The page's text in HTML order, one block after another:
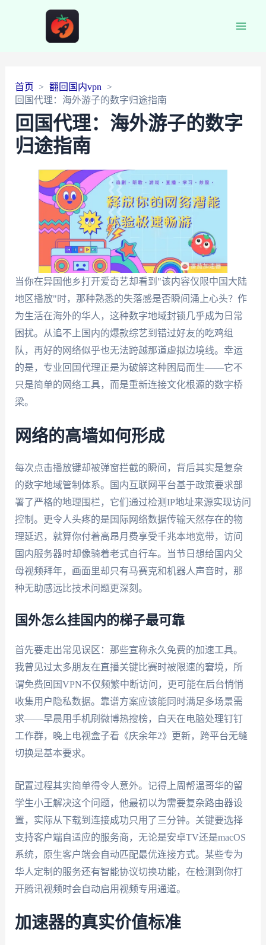
首页
翻回国内vpn
回国代理：海外游子的数字归途指南
回国代理：海外游子的数字
归途指南
当你在异国他乡打开爱奇艺却看到"该内容仅限中国大陆
地区播放"时，那种熟悉的失落感是否瞬间涌上心头？作
为生活在海外的华人，这种数字地域封锁几乎成为日常
困扰。从追不上国内的爆款综艺到错过好友的吃鸡组
队，再好的网络似乎也无法跨越那道虚拟边境线。幸运
的是，专业回国代理正是为破解这种困局而生——它不
只是简单的网络工具，而是重新连接文化根源的数字桥
梁。
网络的高墙如何形成
每次点击播放键却被弹窗拦截的瞬间，背后其实是复杂
的数字地域管制体系。国内互联网平台基于政策要求部
署了严格的地理围栏，它们通过检测IP地址来源实现访问
控制。更令人头疼的是国际网络数据传输天然存在的物
理延迟，就算你付着高昂月费享受千兆本地宽带，访问
国内服务器时却像骑着老式自行车。当节日想给国内父
母视频拜年，画面里却只有马赛克和机器人声音时，那
种无助感远比技术问题更深刻。
国外怎么挂国内的梯子最可靠
首先要走出常见误区：那些宣称永久免费的加速工具。
我曾见过太多朋友在直播关键比赛时被限速的窘境，所
谓免费回国VPN不仅频繁中断访问，更可能在后台悄悄
收集用户隐私数据。靠谱方案应该能同时满足多场景需
求——早晨用手机刷微博热搜榜，白天在电脑处理钉钉
工作群，晚上电视盒子看《庆余年2》更新，跨平台无缝
切换是基本要求。
配置过程其实简单得令人意外。记得上周帮温哥华的留
学生小王解决这个问题，他最初以为需要复杂路由器设
置，实际从下载到连接成功只用了三分钟。关键要选择
支持客户端自适应的服务商，无论是安卓TV还是macOS
系统，原生客户端会自动匹配最优连接方式。某些专为
华人定制的服务还有智能协议切换功能，在检测到你打
开腾讯视频时会自动启用视频专用通道。
加速器的真实价值标准